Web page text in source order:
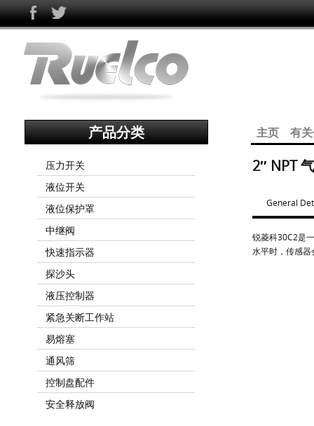
主页 有
2″ NPT
General
锐菱科30C2是
水平时，传感
产品分类
压力开关
液位开关
液位保护罩
中继阀
快速指示器
探沙头
液压控制器
紧急关断工作站
易熔塞
通风筛
控制盘配件
安全释放阀